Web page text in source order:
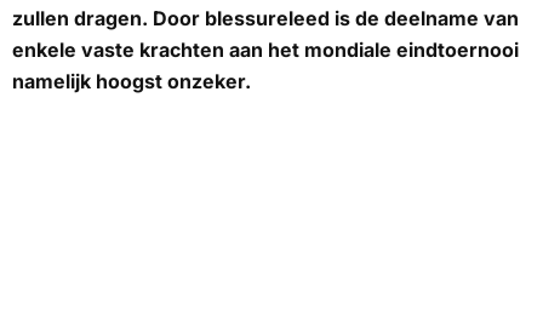
zullen dragen. Door blessureleed is de deelname van
enkele vaste krachten aan het mondiale eindtoernooi
namelijk hoogst onzeker.